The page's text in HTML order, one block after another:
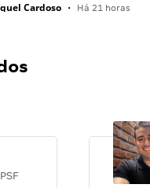
Cardoso • Há 21 horas